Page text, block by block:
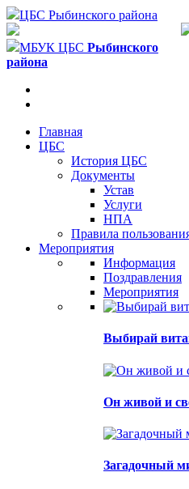
ЦБС Рыбинского района
МБУК ЦБС Рыбинского
района
Главная
ЦБС
История ЦБС
Документы
Устав
Услуги
НПА
Правила
Мероприятия
Информация
Поздравления
Мероприятия
Выбирай
Он живой и
Загадочный